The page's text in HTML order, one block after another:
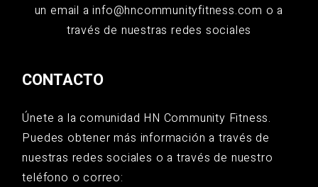
un email ainfo@hncommunityfitness.com o a
través de nuestras redes sociales
CONTACTO
Únete a la comunidad HN Community Fitness.
Puedes obtener más información a través de
nuestras redes sociales o a través de nuestro
teléfono o correo: